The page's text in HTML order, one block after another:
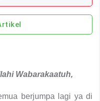
Wabarakaatuh,
berjumpa lagi ya di